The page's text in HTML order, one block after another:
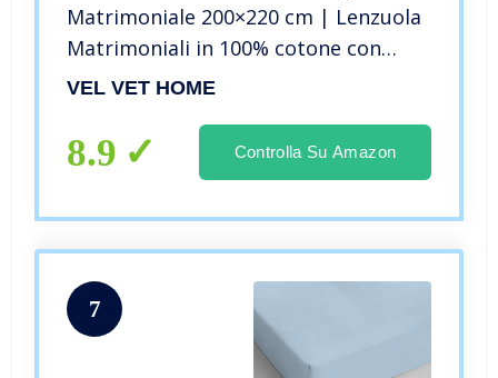
Matrimoniale 200×220 cm | Lenzuola
Matrimoniali in 100% cotone con
elastico | di prima qualità | Lenzuolo
220 +30 | Bianco
VEL VET HOME
8.9 Controlla Su Amazon
7